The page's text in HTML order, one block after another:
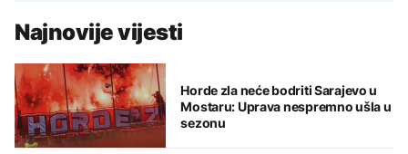
Najnovije vijesti
Horde zla neće bodriti Sarajevo u
Mostaru: Uprava nespremno ušla u
sezonu